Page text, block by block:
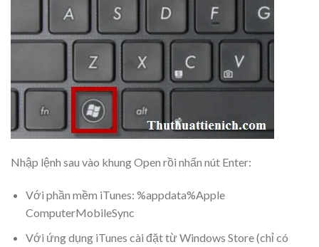
Nhập lệnh sau vào khung Open rồi nhấn nút Enter:
Với phần mềm iTunes: %appdata%Apple
ComputerMobileSync
Với ứng dụng iTunes cài đặt từ Windows Store (chỉ có